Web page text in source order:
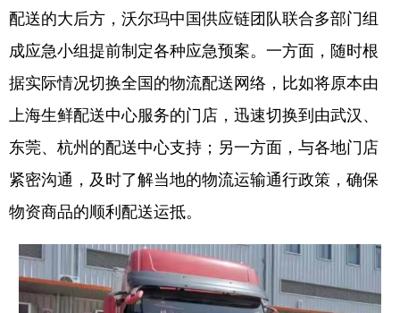
配送的大后方，沃尔玛中国供应链团队联合多部门组
成应急小组提前制定各种应急预案。一方面，随时根
据实际情况切换全国的物流配送网络，比如将原本由
上海生鲜配送中心服务的门店，迅速切换到由武汉、
东莞、杭州的配送中心支持；另一方面，与各地门店
紧密沟通，及时了解当地的物流运输通行政策，确保
物资商品的顺利配送运抵。